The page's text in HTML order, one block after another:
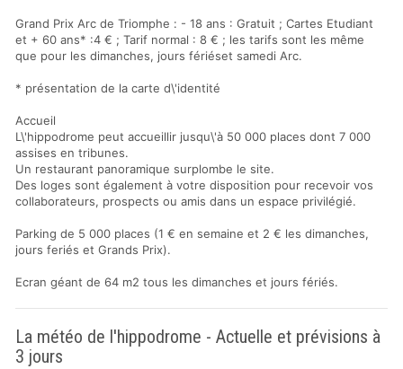
Grand Prix Arc de Triomphe : - 18 ans : Gratuit ; Cartes Etudiant
et + 60 ans* :4 € ; Tarif normal : 8 € ; les tarifs sont les même
que pour les dimanches, jours fériéset samedi Arc.
* présentation de la carte d\'identité
Accueil
L\'hippodrome peut accueillir jusqu\'à 50 000 places dont 7 000
assises en tribunes.
Un restaurant panoramique surplombe le site.
Des loges sont également à votre disposition pour recevoir vos
collaborateurs, prospects ou amis dans un espace privilégié.
Parking de 5 000 places (1 € en semaine et 2 € les dimanches,
jours feriés et Grands Prix).
Ecran géant de 64 m2 tous les dimanches et jours fériés.
La météo de l'hippodrome - Actuelle et prévisions à
3 jours